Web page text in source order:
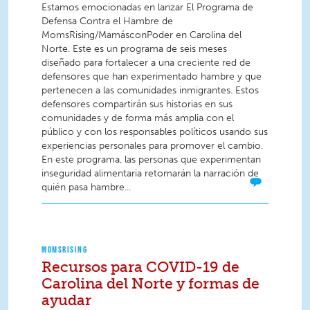
Estamos emocionadas en lanzar El Programa de
Defensa Contra el Hambre de
MomsRising/MamásconPoder en Carolina del
Norte. Este es un programa de seis meses
diseñado para fortalecer a una creciente red de
defensores que han experimentado hambre y que
pertenecen a las comunidades inmigrantes. Estos
defensores compartirán sus historias en sus
comunidades y de forma más amplia con el
público y con los responsables políticos usando sus
experiencias personales para promover el cambio.
En este programa, las personas que experimentan
inseguridad alimentaria retomarán la narración de
quién pasa hambre...
MOMSRISING
Recursos para COVID-19 de
Carolina del Norte y formas de
ayudar